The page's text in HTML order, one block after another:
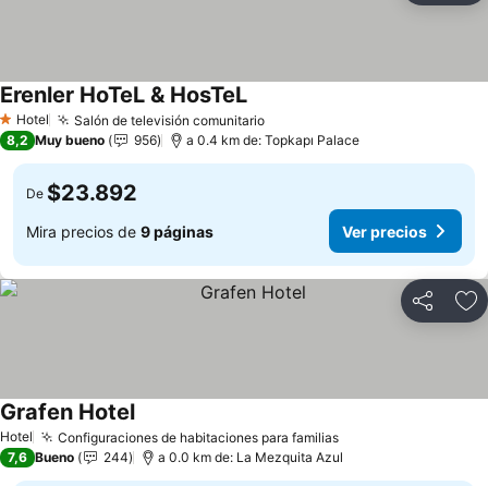
1 Estrellas
Hotel Salón de televisión comunitario
Erenler HoTeL & HosTeL
8,2 Muy bueno 956 a 0.4 km de: Topkapı Palace
De $23.892
Mira precios de 9 páginas Ver precios
Compartir
Hotel Configuraciones de habitaciones para familias
Grafen Hotel
7,6 Bueno 244 a 0.0 km de: La Mezquita Azul